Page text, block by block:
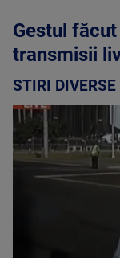
Gestul
transmisii
STIRI DIVERSE